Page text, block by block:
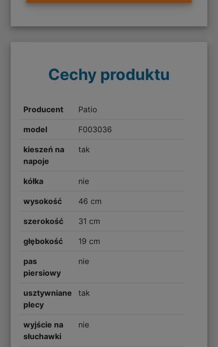
Cechy produktu
Producent Patio
model F003036
kieszeń na
napoje
tak
kółka nie
wysokość 46 cm
szerokość 31 cm
głębokość 19 cm
pas
piersiowy
nie
usztywniane
plecy
tak
wyjście na
słuchawki
nie